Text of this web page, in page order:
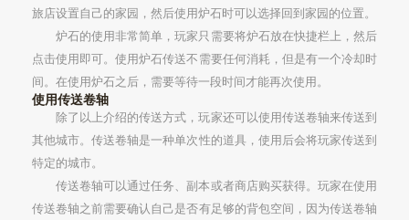
旅店设置自己的家园，然后使用炉石时可以选择回到家园的位置。
炉石的使用非常简单，玩家只需要将炉石放在快捷栏上，然后
点击使用即可。使用炉石传送不需要任何消耗，但是有一个冷却时
间。在使用炉石之后，需要等待一段时间才能再次使用。
使用传送卷轴
除了以上介绍的传送方式，玩家还可以使用传送卷轴来传送到
其他城市。传送卷轴是一种单次性的道具，使用后会将玩家传送到
特定的城市。
传送卷轴可以通过任务、副本或者商店购买获得。玩家在使用
传送卷轴之前需要确认自己是否有足够的背包空间，因为传送卷轴